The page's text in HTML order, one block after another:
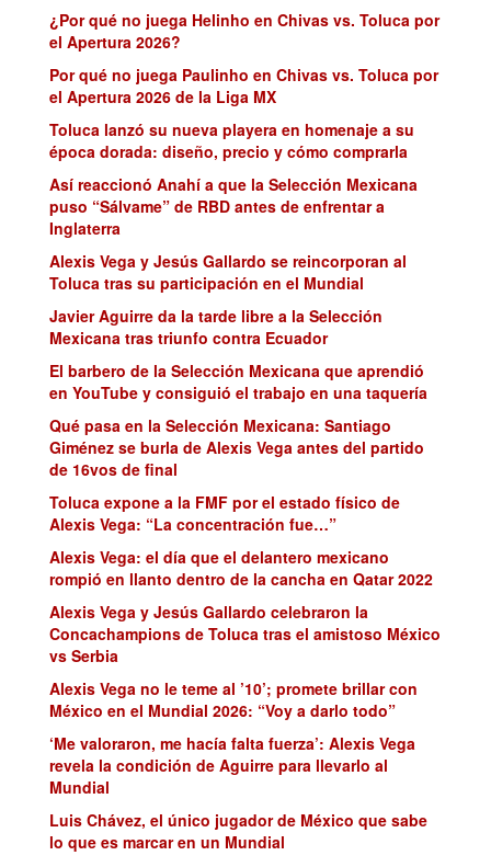
¿Por qué no juega Helinho en Chivas vs. Toluca por
el Apertura 2026?
Por qué no juega Paulinho en Chivas vs. Toluca por
el Apertura 2026 de la Liga MX
Toluca lanzó su nueva playera en homenaje a su
época dorada: diseño, precio y cómo comprarla
Así reaccionó Anahí a que la Selección Mexicana
puso “Sálvame” de RBD antes de enfrentar a
Inglaterra
Alexis Vega y Jesús Gallardo se reincorporan al
Toluca tras su participación en el Mundial
Javier Aguirre da la tarde libre a la Selección
Mexicana tras triunfo contra Ecuador
El barbero de la Selección Mexicana que aprendió
en YouTube y consiguió el trabajo en una taquería
Qué pasa en la Selección Mexicana: Santiago
Giménez se burla de Alexis Vega antes del partido
de 16vos de final
Toluca expone a la FMF por el estado físico de
Alexis Vega: “La concentración fue…”
Alexis Vega: el día que el delantero mexicano
rompió en llanto dentro de la cancha en Qatar 2022
Alexis Vega y Jesús Gallardo celebraron la
Concachampions de Toluca tras el amistoso México
vs Serbia
Alexis Vega no le teme al ’10’; promete brillar con
México en el Mundial 2026: “Voy a darlo todo”
‘Me valoraron, me hacía falta fuerza’: Alexis Vega
revela la condición de Aguirre para llevarlo al
Mundial
Luis Chávez, el único jugador de México que sabe
lo que es marcar en un Mundial